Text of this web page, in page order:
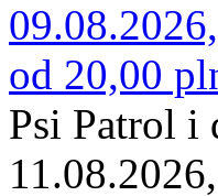
od 20,00
Psi Patrol i